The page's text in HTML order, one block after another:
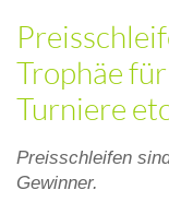
Trophäe
Turniere
Preisschleifen
Gewinner.